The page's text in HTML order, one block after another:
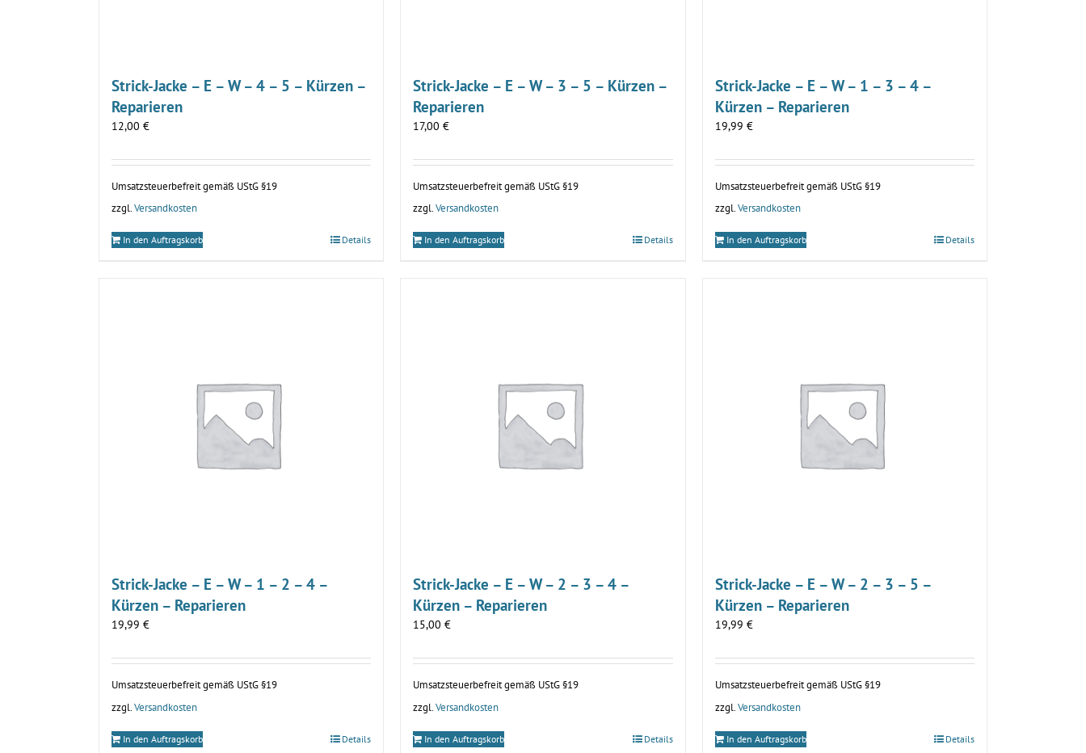
Strick-Jacke – E – W – 4 – 5 – Kürzen –
Reparieren
12,00 €
Umsatzsteuerbefreit gemäß UStG §19
zzgl.Versandkosten
In den Auftragskorb Details
Strick-Jacke – E – W – 3 – 5 – Kürzen –
Reparieren
17,00€
Umsatzsteuerbefreit gemäß UStG §19
zzgl.Versandkosten
In den Auftragskorb Details
Strick-Jacke – E – W – 1 – 3 – 4 –
Kürzen – Reparieren
19,99 €
Umsatzsteuerbefreit gemäß UStG §19
zzgl.Versandkosten
In den Auftragskorb Details
Strick-Jacke – E – W – 1 – 2 – 4 –
Kürzen – Reparieren
19,99 €
Umsatzsteuerbefreit gemäß UStG §19
zzgl. Versandkosten
In den Auftragskorb Details
Strick-Jacke – E – W – 2 – 3 – 4 –
Kürzen – Reparieren
15,00€
Umsatzsteuerbefreit gemäß UStG §19
zzgl.Versandkosten
In den Auftragskorb Details
Strick-Jacke – E – W – 2 – 3 – 5 –
Kürzen – Reparieren
19,99 €
Umsatzsteuerbefreit gemäß UStG §19
zzgl. Versandkosten
In den Auftragskorb Details